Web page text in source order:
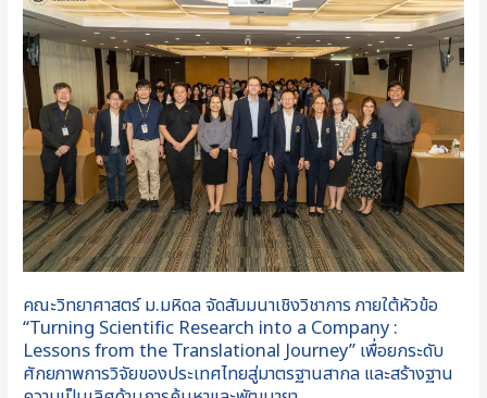
คณะวิทยาศาสตร์ ม.มหิดล จัดสัมมนาเชิงวิชาการ ภายใต้หัวข้อ
“Turning Scientific Research into a Company :
Lessons from the Translational Journey” เพื่อยกระดับ
ศักยภาพการวิจัยของประเทศไทยสู่มาตรฐานสากล และสร้างฐาน
วิทยาศาสตร์
ม.มหิดล
จัด
สัมมนา
เชิง
วิชาการ
ภาย
ใต้
หัวข้อ
“Turning
Research
into
a